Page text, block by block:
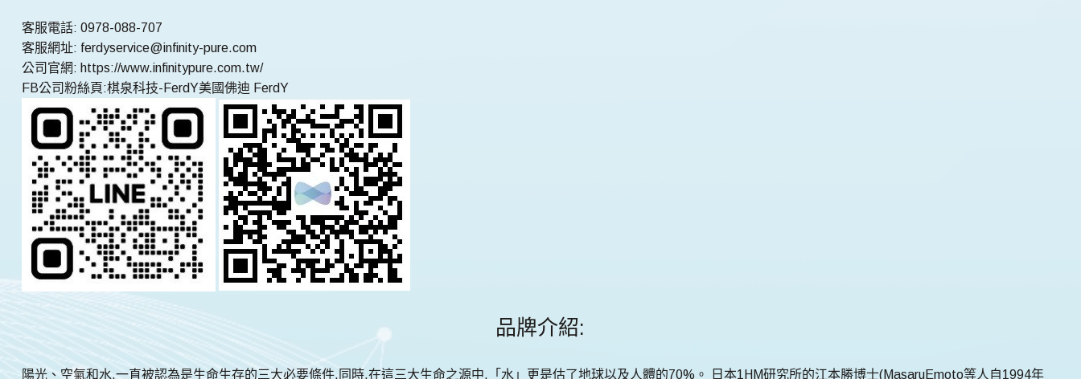
客服電話: 0978-088-707
客服網址: ferdyservice@infinity-pure.com
公司官網: https://www.infinitypure.com.tw/
FB公司粉絲頁:棋泉科技-FerdY美國佛迪 FerdY
品牌介紹:
陽光、空氣和水,一直被認為是生命生存的三大必要條件,同時,在這三大生命之源中,「水」更是估了地球以及人體的70%。 日本1HM研究所的江本勝博士(MasaruEmoto等人自1994年